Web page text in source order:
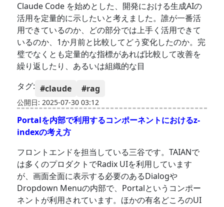
Claude Code を始めとした、開発における生成AIの
活用を定量的に示したいと考えました。誰が一番活
用できているのか、どの部分では上手く活用できて
いるのか、1か月前と比較してどう変化したのか。完
璧でなくとも定量的な指標があれば比較して改善を
繰り返したり、あるいは組織的な目
タグ: #claude #rag
公開日: 2025-07-30 03:12
Portalを内部で利用するコンポーネントにおけるz-
indexの考え方
フロントエンドを担当している三谷です。TAIANで
は多くのプロダクトでRadix UIを利用しています
が、画面全面に表示する必要のあるDialogや
Dropdown Menuの内部で、Portalというコンポー
ネントが利用されています。ほかの有名どころのUI